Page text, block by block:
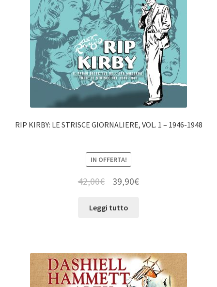
RIP KIRBY: LE STRISCE GIORNALIERE, VOL. 1 – 1946-1948
IN OFFERTA!
42,00€ 39,90€
Leggi tutto